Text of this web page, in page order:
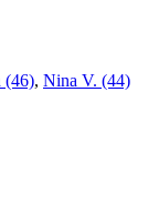
(46), Nina V. (44)